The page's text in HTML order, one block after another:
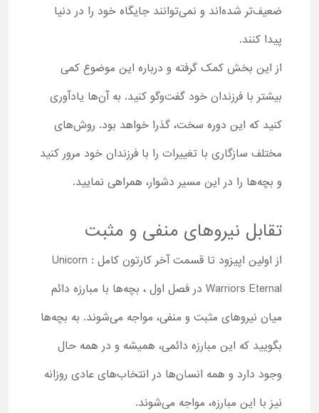
ضعیف‌تر شده‌اند و نمی‌توانند جایگاه خود را در دنیا
پیدا کنند.
از این بخش کمک گرفته و درباره این موضوع کمی
بیشتر با فرزندان خود گفت‌وگو کنید. به آن‌ها یادآوری
کنید که این دوره سخت، گذرا خواهد بود. روش‌های
مختلف سازگاری با تغییرات را با فرزندان خود مرور کنید
و بچه‌ها را در این مسیر دشوار، همراهی نمایید.
تقابل نیروهای منفی و مثبت
از اولین اپیزود تا قسمت آخر کارتون کامل Unicorn :
Warriors Eternal در فصل اول ، بچه‌ها با مبارزه دائم
میان نیروهای مثبت و منفی، مواجه می‌شوند. به بچه‌ها
بگویید که این مبارزه دائمی، همیشه و در همه حال
وجود دارد و همه انسان‌ها در انتخاب‌های عادی روزانه
نیز با این مبارزه، مواجه می‌شوند.